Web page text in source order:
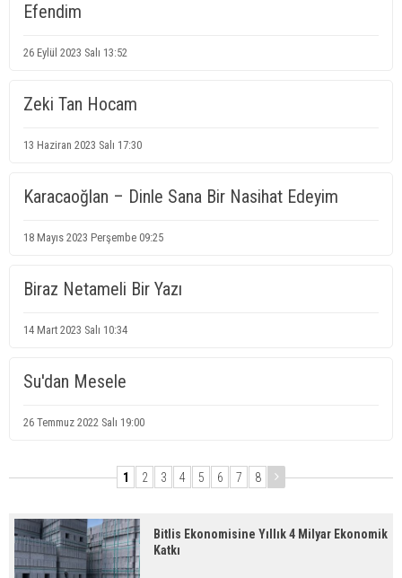
Efendim
26 Eylül 2023 Salı 13:52
Zeki Tan Hocam
13 Haziran 2023 Salı 17:30
Karacaoğlan – Dinle Sana Bir Nasihat Edeyim
18 Mayıs 2023 Perşembe 09:25
Biraz Netameli Bir Yazı
14 Mart 2023 Salı 10:34
Su'dan Mesele
26 Temmuz 2022 Salı 19:00
1 2 3 4 5 6 7 8
Bitlis Ekonomisine Yıllık 4 Milyar Ekonomik
Katkı